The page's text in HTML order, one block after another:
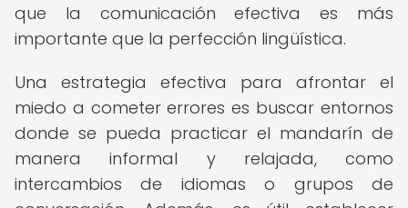
que la comunicación efectiva es más
importante que la perfección lingüística.
Una estrategia efectiva para afrontar el
miedo a cometer errores es buscar entornos
donde se pueda practicar el mandarín de
manera informal y relajada, como
intercambios de idiomas o grupos de